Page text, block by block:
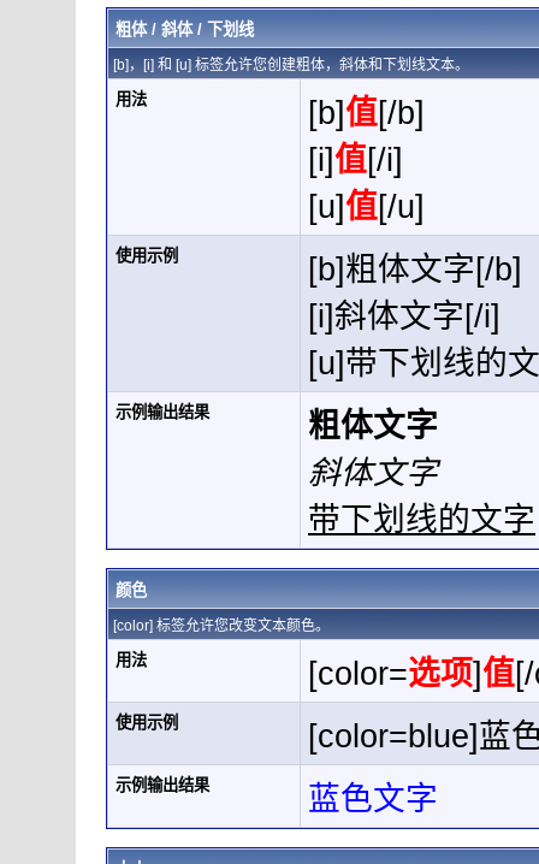
粗体 / 斜体 / 下划线
[b]，[i] 和 [u] 标签允许您创建粗体，斜体和下划线文本。
用法 [b]值[/b]
[i]值[/i]
[u]值[/u]
使用示例
[b]粗体文字[/b]
[i]斜体文字[/i]
[u]带下划线的
示例输出结果
粗体文字
斜体文字
带下划线的文字
颜色
[color] 标签允许您改变文本颜色。
用法 [color=选项]值
使用示例 [color=blue]蓝
示例输出结果 蓝色文字